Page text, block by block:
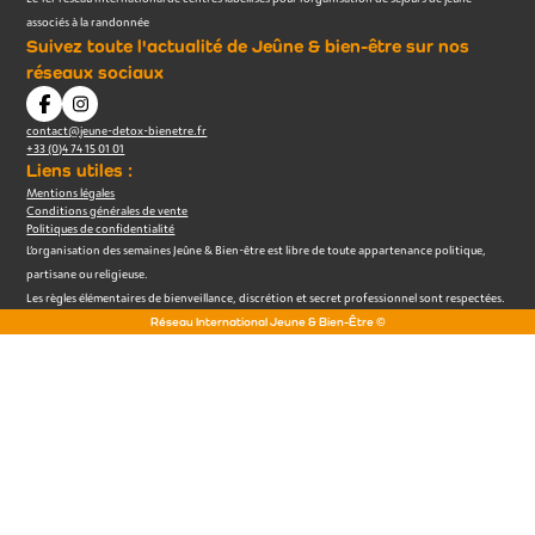
associés à la randonnée
Suivez toute l'actualité de Jeûne & bien-être sur nos
réseaux sociaux
contact@jeune-detox-bienetre.fr
+33 (0)4 74 15 01 01
Liens utiles :
Mentions légales
Conditions générales de vente
Politiques de confidentialité
L’organisation des semaines Jeûne & Bien-être est libre de toute appartenance politique,
partisane ou religieuse.
Les règles élémentaires de bienveillance, discrétion et secret professionnel sont respectées.
Réseau International Jeune & Bien-Être ©